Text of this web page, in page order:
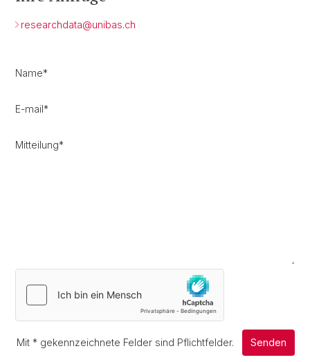
researchdata@unibas.ch
Name*
E-mail*
Mitteilung*
Mit * gekennzeichnete Felder sind Pflichtfelder. Senden